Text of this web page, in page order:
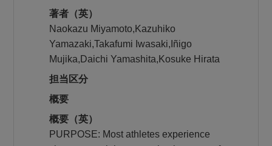
著者（英）
Naokazu Miyamoto,Kazuhiko
Yamazaki,Takafumi Iwasaki,Iñigo
Mujika,Daichi Yamashita,Kosuke Hirata
担当区分
概要
概要（英）
PURPOSE: Most athletes experience